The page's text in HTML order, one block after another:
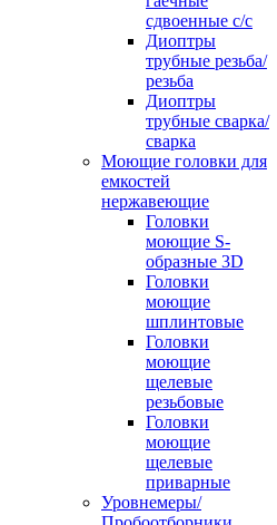
сдвоенные c/c
Диоптры
трубные резьба/
резьба
Диоптры
трубные сварка/
сварка
Моющие головки для
емкостей
нержавеющие
Головки
моющие S-
образные 3D
Головки
моющие
шплинтовые
Головки
моющие
щелевые
резьбовые
Головки
моющие
щелевые
приварные
Уровнемеры/